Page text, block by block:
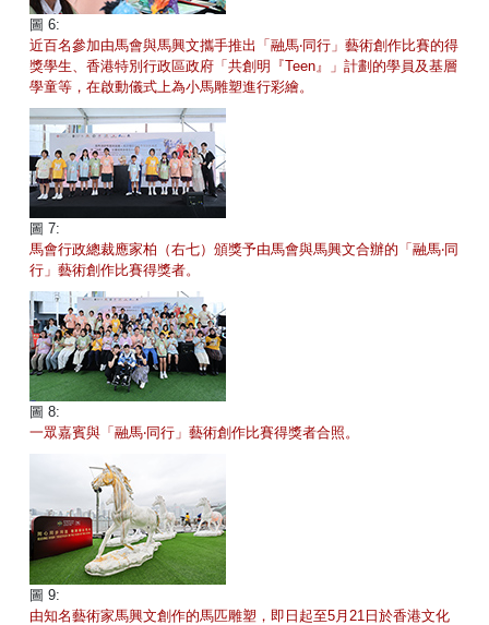
圖 6:
近百名參加由馬會與馬興文攜手推出「融馬‧同行」藝術創作比賽的得
獎學生、香港特別行政區政府「共創明『Teen』」計劃的學員及基層
學童等，在啟動儀式上為小馬雕塑進行彩繪。
圖 7:
馬會行政總裁應家柏（右七）頒獎予由馬會與馬興文合辦的「融馬‧同
行」藝術創作比賽得獎者。
圖 8:
一眾嘉賓與「融馬‧同行」藝術創作比賽得獎者合照。
圖 9:
由知名藝術家馬興文創作的馬匹雕塑，即日起至5月21日於香港文化